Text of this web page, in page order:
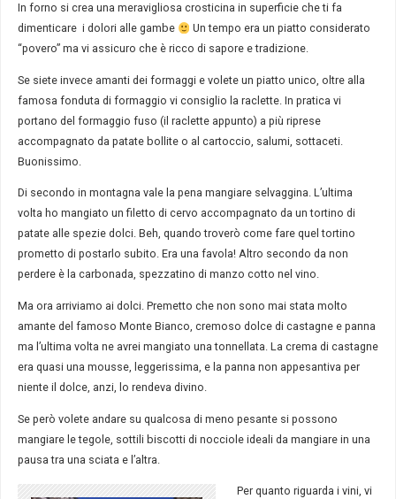
In forno si crea una meravigliosa crosticina in superficie che ti fa
dimenticare i dolori alle gambe
Un tempo era un piatto considerato
“povero” ma vi assicuro che è ricco di sapore e tradizione.
Se siete invece amanti dei formaggi e volete un piatto unico, oltre alla
famosa fonduta di formaggio vi consiglio la raclette. In pratica vi
portano del formaggio fuso (il raclette appunto) a più riprese
accompagnato da patate bollite o al cartoccio, salumi, sottaceti.
Buonissimo.
Di secondo in montagna vale la pena mangiare selvaggina. L’ultima
volta ho mangiato un filetto di cervo accompagnato da un tortino di
patate alle spezie dolci. Beh, quando troverò come fare quel tortino
prometto di postarlo subito. Era una favola! Altro secondo da non
perdere è la carbonada, spezzatino di manzo cotto nel vino.
Ma ora arriviamo ai dolci. Premetto che non sono mai stata molto
amante del famoso Monte Bianco, cremoso dolce di castagne e panna
ma l’ultima volta ne avrei mangiato una tonnellata. La crema di castagne
era quasi una mousse, leggerissima, e la panna non appesantiva per
niente il dolce, anzi, lo rendeva divino.
Se però volete andare su qualcosa di meno pesante si possono
mangiare le tegole, sottili biscotti di nocciole ideali da mangiare in una
pausa tra una sciata e l’altra.
Per quanto riguarda i vini, vi